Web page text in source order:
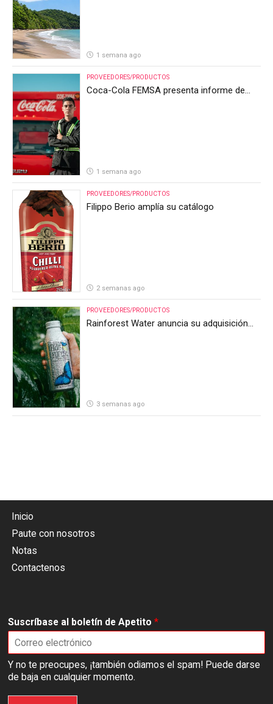
1 semana ago
PROVEEDORES/PRODUCTOS
Coca-Cola FEMSA presenta informe de
1 semana ago
PROVEEDORES/PRODUCTOS
Filippo Berio amplía su catálogo
2 semanas ago
PROVEEDORES/PRODUCTOS
Rainforest Water anuncia su adquisición
3 semanas ago
Inicio
Paute con nosotros
Notas
Contactenos
Suscríbase al boletín de Apetito *
Y no te preocupes, ¡también odiamos el spam! Puede darse
de baja en cualquier momento.